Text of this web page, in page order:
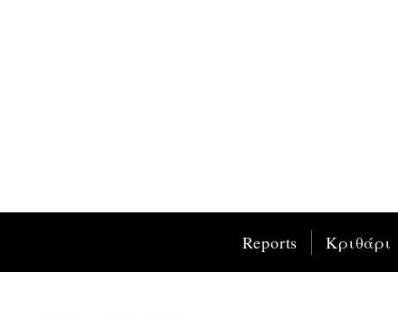
Reports Κριθάρι